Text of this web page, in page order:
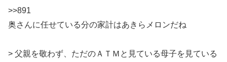
>>891
奥さんに任せている分の家計はあきらメロンだね
> 父親を敬わず、ただのＡＴＭと見ている母子を見ている